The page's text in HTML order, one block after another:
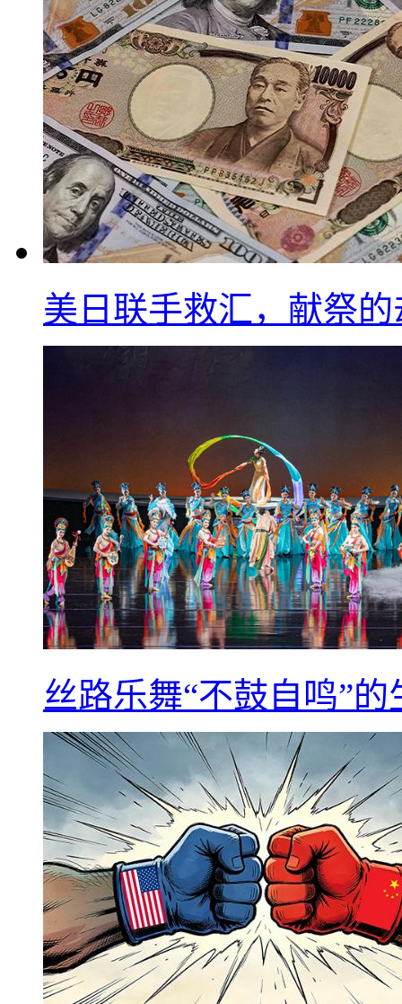
美日联手救汇，献祭
丝路乐舞“不鼓自鸣”